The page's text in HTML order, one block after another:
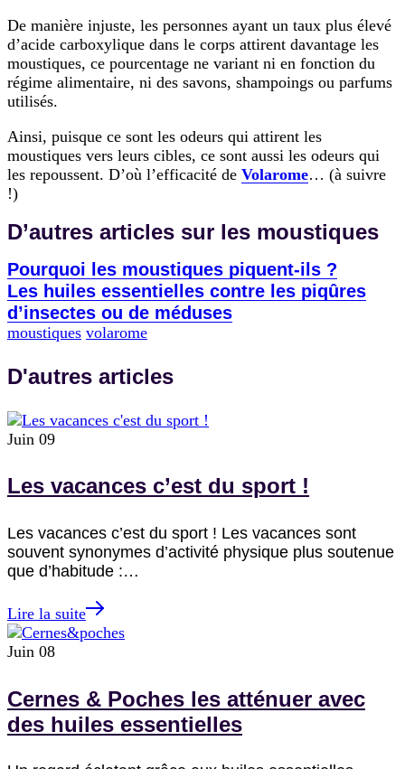
De manière injuste, les personnes ayant un taux plus élevé
d’acide carboxylique dans le corps attirent davantage les
moustiques, ce pourcentage ne variant ni en fonction du
régime alimentaire, ni des savons, shampoings ou parfums
utilisés.
Ainsi, puisque ce sont les odeurs qui attirent les
moustiques vers leurs cibles, ce sont aussi les odeurs qui
les repoussent. D’où l’efficacité de Volarome… (à suivre
!)
D’autres articles sur les moustiques
Pourquoi les moustiques piquent-ils ?
Les huiles essentielles contre les piqûres
d’insectes ou de méduses
moustiques volarome
D'autres articles
Juin 09
Les vacances c’est du sport !
Les vacances c’est du sport ! Les vacances sont
souvent synonymes d’activité physique plus soutenue
que d’habitude :…
Lire la suite
Juin 08
Cernes & Poches les atténuer avec
des huiles essentielles